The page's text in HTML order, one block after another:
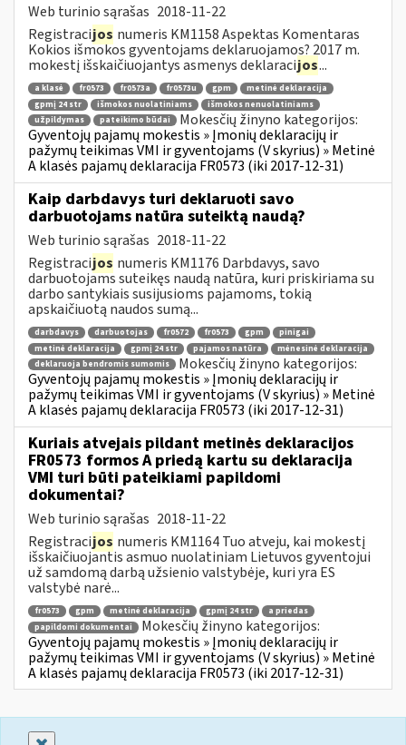
Web turinio sąrašas 2018-11-22
Registracijos numeris KM1158 Aspektas Komentaras
Kokios išmokos gyventojams deklaruojamos? 2017 m.
mokestį išskaičiuojantys asmenys deklaracijos...
a klasė fr0573 fr0573a fr0573u gpm
metinė deklaracija
gpmį 24 str
išmokos nuolatiniams
išmokos nenuolatiniams
užpildymas
pateikimo būdai
Mokesčių žinyno kategorijos:
Gyventojų pajamų mokestis » Įmonių deklaracijų ir
pažymų teikimas VMI ir gyventojams (V skyrius) » Metinė
A klasės pajamų deklaracija FR0573 (iki 2017-12-31)
Kaip darbdavys turi deklaruoti savo
darbuotojams natūra suteiktą naudą?
Web turinio sąrašas 2018-11-22
Registracijos numeris KM1176 Darbdavys, savo
darbuotojams suteikęs naudą natūra, kuri priskiriama su
darbo santykiais susijusioms pajamoms, tokią
apskaičiuotą naudos sumą...
darbdavys darbuotojas fr0572 fr0573 gpm
pinigai
metinė deklaracija
gpmį 24 str pajamos natūra
mėnesinė deklaracija
deklaruoja bendromis sumomis
Mokesčių žinyno kategorijos:
Gyventojų pajamų mokestis » Įmonių deklaracijų ir
pažymų teikimas VMI ir gyventojams (V skyrius) » Metinė
A klasės pajamų deklaracija FR0573 (iki 2017-12-31)
Kuriais atvejais pildant metinės deklaracijos
FR0573 formos A priedą kartu su deklaracija
VMI turi būti pateikiami papildomi
dokumentai?
Web turinio sąrašas 2018-11-22
Registracijos numeris KM1164 Tuo atveju, kai mokestį
išskaičiuojantis asmuo nuolatiniam Lietuvos gyventojui
už samdomą darbą užsienio valstybėje, kuri yra ES
valstybė narė...
fr0573 gpm metinė deklaracija gpmį 24 str
a priedas
papildomi dokumentai
Mokesčių žinyno kategorijos:
Gyventojų pajamų mokestis » Įmonių deklaracijų ir
pažymų teikimas VMI ir gyventojams (V skyrius) » Metinė
A klasės pajamų deklaracija FR0573 (iki 2017-12-31)